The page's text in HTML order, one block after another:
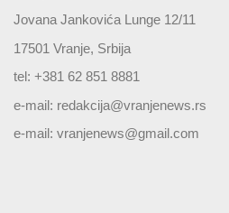
Jovana Jankovića Lunge 12/11
17501 Vranje, Srbija
tel: +381 62 851 8881
e-mail: redakcija@vranjenews.rs
e-mail: vranjenews@gmail.com